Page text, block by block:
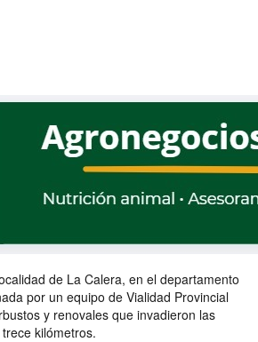
de La Calera, en el departamento
por un equipo de Vialidad Provincial
y renovales que invadieron las
kilómetros.